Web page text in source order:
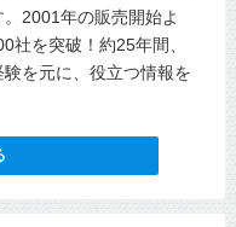
2001年の販売開始よ
社を突破！約25年間、
を元に、役立つ情報を